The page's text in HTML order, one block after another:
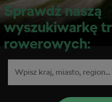
Sprawdź naszą
wyszukiwarkę
rowerowych: